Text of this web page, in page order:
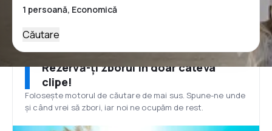
Căutare
Rezervă-ți zborul în doar câteva
clipe!
Folosește motorul de căutare de mai sus. Spune-ne unde
și când vrei să zbori, iar noi ne ocupăm de rest.